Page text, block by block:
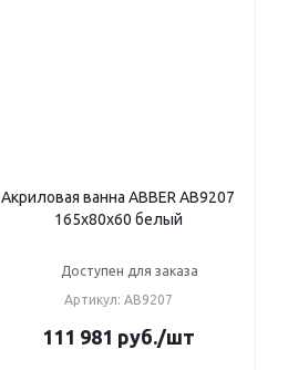
Акриловая ванна ABBER AB9207
165х80х60 белый
Доступен для заказа
Артикул: AB9207
111 981 руб./шт